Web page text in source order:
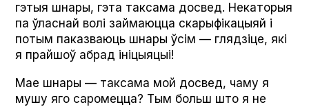
гэтыя шнары, гэта таксама досвед. Некаторыя
па ўласнай волі займаюцца скарыфікацыяй і
потым паказваюць шнары ўсім — глядзіце, які
я прайшоў абрад ініцыяцыі!
Мае шнары — таксама мой досвед, чаму я
мушу яго саромецца? Тым больш што я не